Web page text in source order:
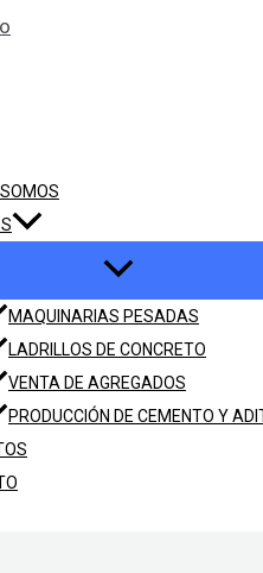
MAQUINARIAS PESADAS
LADRILLOS DE CONCRETO
VENTA DE AGREGADOS
PRODUCCIÓN DE CEMENTO Y